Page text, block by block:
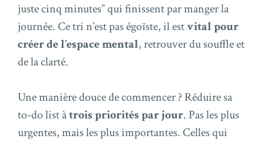
juste cinq minutes” qui finissent par manger la
journée. Ce tri n’est pas égoïste, il estvital pour
créer de l’espace mental, retrouver du souffle et
de la clarté.
Une manière douce de commencer ? Réduire sa
to-do list àtrois priorités par jour. Pas les plus
urgentes, mais les plus importantes. Celles qui